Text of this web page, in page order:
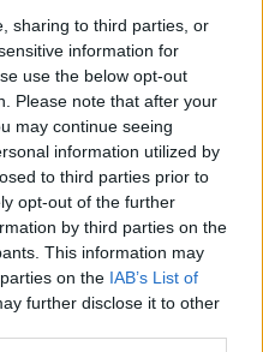
sharing to third parties, or
information for
use the below opt-out
Please note that after your
may continue seeing
information utilized by
to third parties prior to
opt-out of the further
by third parties on the
This information may
on the IAB’s List of
further disclose it to other
az Egyesült
ki, hogyan
kezében
az amerikai haderő
Mexikóba számos civil
ismétlőpuska és